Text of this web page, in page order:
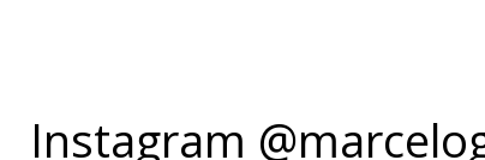
Instagram